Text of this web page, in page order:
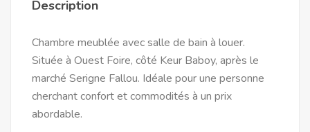
Description
Chambre meublée avec salle de bain à louer.
Située à Ouest Foire, côté Keur Baboy, après le
marché Serigne Fallou. Idéale pour une personne
cherchant confort et commodités à un prix
abordable.